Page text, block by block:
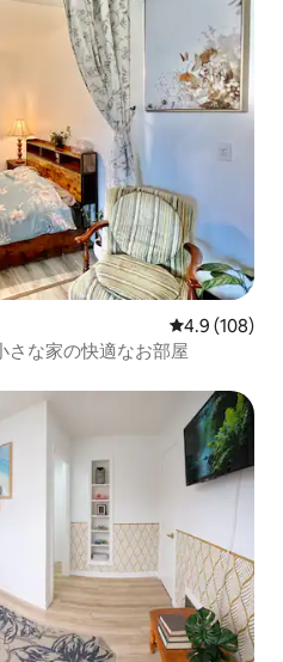
レビュー108
4.9 (108)
さな家の快適なお部屋